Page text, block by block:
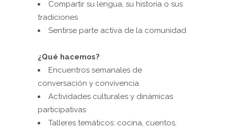
Compartir su lengua, su historia o sus
tradiciones
Sentirse parte activa de la comunidad
¿Qué hacemos?
Encuentros semanales de
conversación y convivencia
Actividades culturales y dinámicas
participativas
Talleres temáticos: cocina, cuentos,